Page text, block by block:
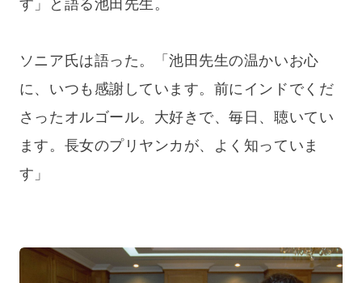
す」と語る池田先生。
ソニア氏は語った。「池田先生の温かいお心
に、いつも感謝しています。前にインドでくだ
さったオルゴール。大好きで、毎日、聴いてい
ます。長女のプリヤンカが、よく知っていま
す」